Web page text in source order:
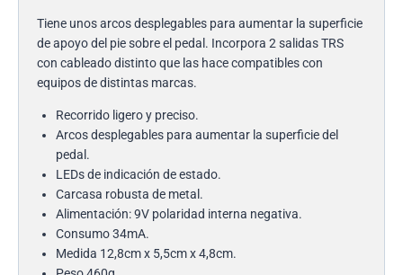
Tiene unos arcos desplegables para aumentar la superficie
de apoyo del pie sobre el pedal. Incorpora 2 salidas TRS
con cableado distinto que las hace compatibles con
equipos de distintas marcas.
Recorrido ligero y preciso.
Arcos desplegables para aumentar la superficie del
pedal.
LEDs de indicación de estado.
Carcasa robusta de metal.
Alimentación: 9V polaridad interna negativa.
Consumo 34mA.
Medida 12,8cm x 5,5cm x 4,8cm.